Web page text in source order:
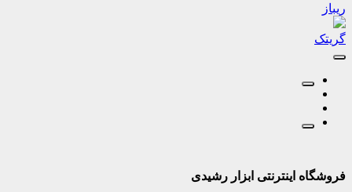
ریباز
گریتک
فروشگاه اینترنتی ابزار رشیدی